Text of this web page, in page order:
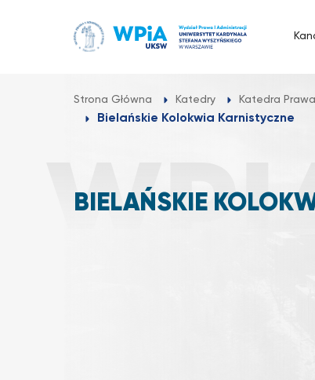
Strona Główna Katedry Katedra
Bielańskie Kolokwia Karnistyczne
BIELAŃSKIE